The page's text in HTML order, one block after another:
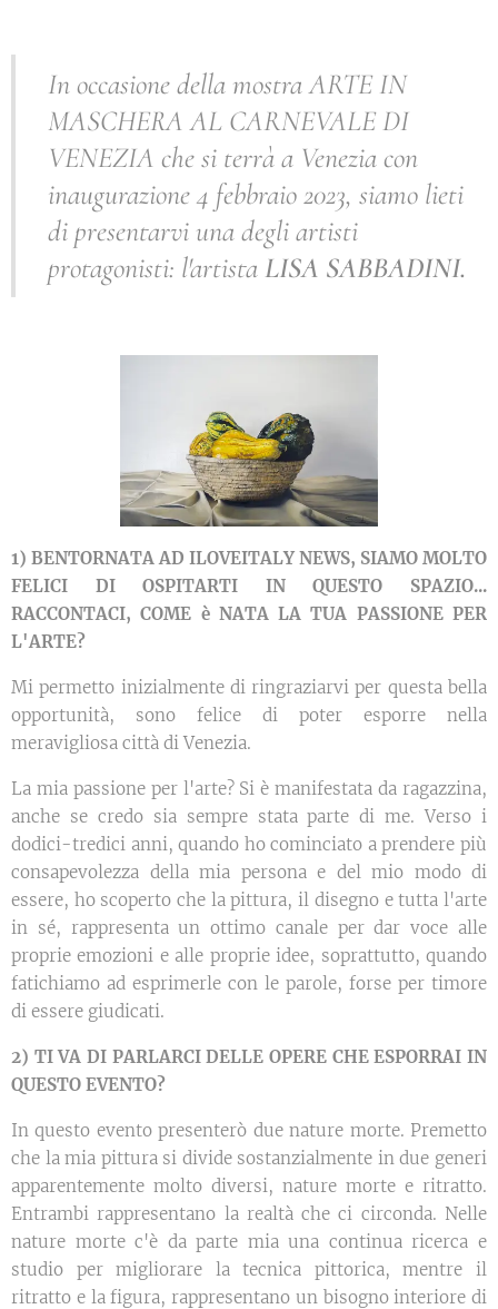
In occasione della mostra ARTE IN
MASCHERA AL CARNEVALE DI
VENEZIA che si terrà a Venezia con
inaugurazione 4 febbraio 2023, siamo lieti
di presentarvi una degli artisti
protagonisti: l'artistaLISA SABBADINI.
1) BENTORNATA AD ILOVEITALY NEWS, SIAMO MOLTO
FELICI DI OSPITARTI IN QUESTO SPAZIO...
RACCONTACI, COME è NATA LA TUA PASSIONE PER
L'ARTE?
Mi permetto inizialmente di ringraziarvi per questa bella
opportunità, sono felice di poter esporre nella
meravigliosa città di Venezia.
La mia passione per l'arte? Si è manifestata da ragazzina,
anche se credo sia sempre stata parte di me. Verso i
dodici-tredici anni, quando ho cominciato a prendere più
consapevolezza della mia persona e del mio modo di
essere, ho scoperto che la pittura, il disegno e tutta l'arte
in sé, rappresenta un ottimo canale per dar voce alle
proprie emozioni e alle proprie idee, soprattutto, quando
fatichiamo ad esprimerle con le parole, forse per timore
di essere giudicati.
2) TI VA DI PARLARCI DELLE OPERE CHE ESPORRAI IN
QUESTO EVENTO?
In questo evento presenterò due nature morte. Premetto
che la mia pittura si divide sostanzialmente in due generi
apparentemente molto diversi, nature morte e ritratto.
Entrambi rappresentano la realtà che ci circonda. Nelle
nature morte c'è da parte mia una continua ricerca e
studio per migliorare la tecnica pittorica, mentre il
ritratto e la figura, rappresentano un bisogno interiore di